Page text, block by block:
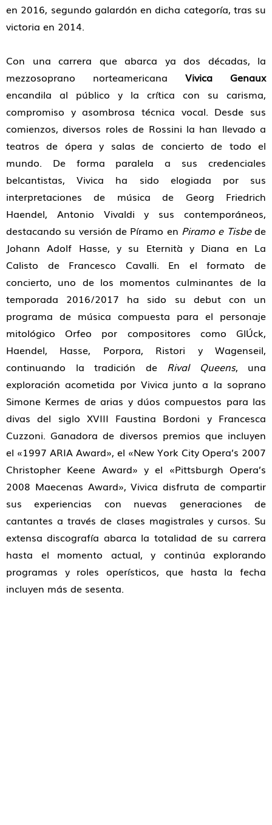
en 2016, segundo galardón en dicha categoría, tras su
victoria en 2014.
Con una carrera que abarca ya dos décadas, la
mezzosoprano norteamericana Vivica Genaux
encandila al público y la crítica con su carisma,
compromiso y asombrosa técnica vocal. Desde sus
comienzos, diversos roles de Rossini la han llevado a
teatros de ópera y salas de concierto de todo el
mundo. De forma paralela a sus credenciales
belcantistas, Vivica ha sido elogiada por sus
interpretaciones de música de Georg Friedrich
Haendel, Antonio Vivaldi y sus contemporáneos,
destacando su versión de Píramo en Piramo e Tisbede
Johann Adolf Hasse, y su Eternità y Diana en La
Calisto de Francesco Cavalli. En el formato de
concierto, uno de los momentos culminantes de la
temporada 2016/2017 ha sido su debut con un
programa de música compuesta para el personaje
mitológico Orfeo por compositores como GlÚck,
Haendel, Hasse, Porpora, Ristori y Wagenseil,
continuando la tradición de Rival Queens, una
exploración acometida por Vivica junto a la soprano
Simone Kermes de arias y dúos compuestos para las
divas del siglo XVIII Faustina Bordoni y Francesca
Cuzzoni. Ganadora de diversos premios que incluyen
el «1997 ARIA Award», el «New York City Opera’s 2007
Christopher Keene Award» y el «Pittsburgh Opera’s
2008 Maecenas Award», Vivica disfruta de compartir
sus experiencias con nuevas generaciones de
cantantes a través de clases magistrales y cursos. Su
extensa discografía abarca la totalidad de su carrera
hasta el momento actual, y continúa explorando
programas y roles operísticos, que hasta la fecha
incluyen más de sesenta.